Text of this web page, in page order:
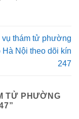
vụ thám tử phường
Hà Nội theo dõi kín
247
TỬ PHƯỜNG
”